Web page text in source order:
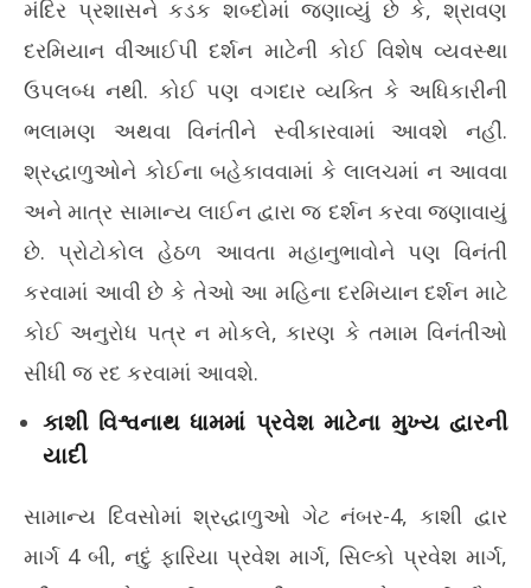
મંદિર પ્રશાસને કડક શબ્દોમાં જણાવ્યું છે કે, શ્રાવણ
દરમિયાન વીઆઈપી દર્શન માટેની કોઈ વિશેષ વ્યવસ્થા
ઉપલબ્ધ નથી. કોઈ પણ વગદાર વ્યક્તિ કે અધિકારીની
ભલામણ અથવા વિનંતીને સ્વીકારવામાં આવશે નહીં.
શ્રદ્ધાળુઓને કોઈના બહેકાવવામાં કે લાલચમાં ન આવવા
અને માત્ર સામાન્ય લાઈન દ્વારા જ દર્શન કરવા જણાવાયું
છે. પ્રોટોકોલ હેઠળ આવતા મહાનુભાવોને પણ વિનંતી
કરવામાં આવી છે કે તેઓ આ મહિના દરમિયાન દર્શન માટે
કોઈ અનુરોધ પત્ર ન મોકલે, કારણ કે તમામ વિનંતીઓ
સીધી જ રદ કરવામાં આવશે.
કાશી વિશ્વનાથ ધામમાં પ્રવેશ માટેના મુખ્ય દ્વારની
યાદી
સામાન્ય દિવસોમાં શ્રદ્ધાળુઓ ગેટ નંબર-4, કાશી દ્વાર
માર્ગ 4 બી, નદું ફારિયા પ્રવેશ માર્ગ, સિલ્કો પ્રવેશ માર્ગ,